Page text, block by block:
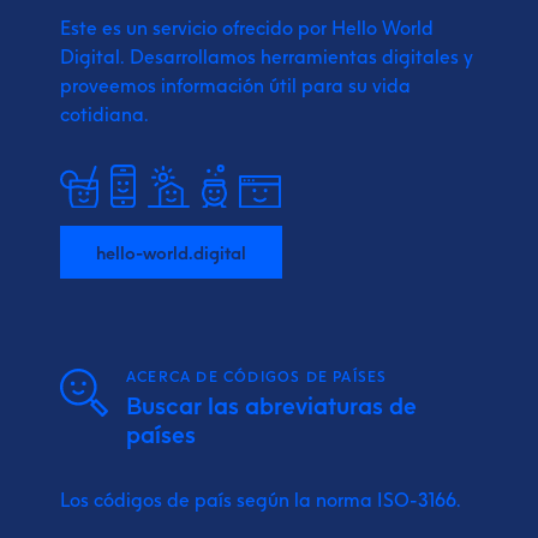
Este es un servicio ofrecido por Hello World
Digital. Desarrollamos herramientas digitales y
proveemos información útil para su vida
cotidiana.
hello-world.digital
ACERCA DE CÓDIGOS DE PAÍSES
Buscar las abreviaturas de
países
Los códigos de país según la norma ISO-3166.